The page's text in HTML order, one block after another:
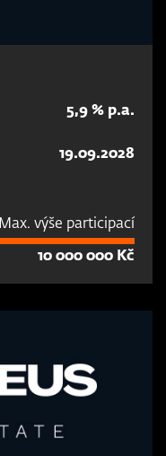
5,9 % p.a.
19.09.2028
Max. výše participací
10 000 000 Kč